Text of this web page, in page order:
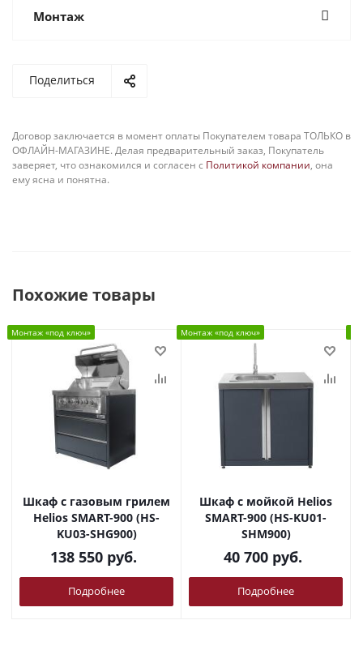
Монтаж
Поделиться
Договор заключается в момент оплаты Покупателем товара ТОЛЬКО в
ОФЛАЙН-МАГАЗИНЕ. Делая предварительный заказ, Покупатель
заверяет, что ознакомился и согласен с Политикой компании, она
ему ясна и понятна.
Похожие товары
Монтаж «под ключ»
Шкаф c газовым грилем
Helios SMART-900 (HS-
KU03-SHG900)
138 550 руб.
Подробнее
Монтаж «под ключ»
Шкаф с мойкой Helios
SMART-900 (HS-KU01-
SHM900)
40 700 руб.
Подробнее